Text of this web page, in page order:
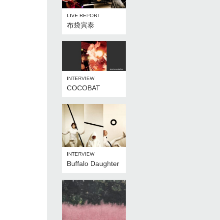
LIVE REPORT
布袋寅泰
INTERVIEW
COCOBAT
INTERVIEW
Buffalo Daughter